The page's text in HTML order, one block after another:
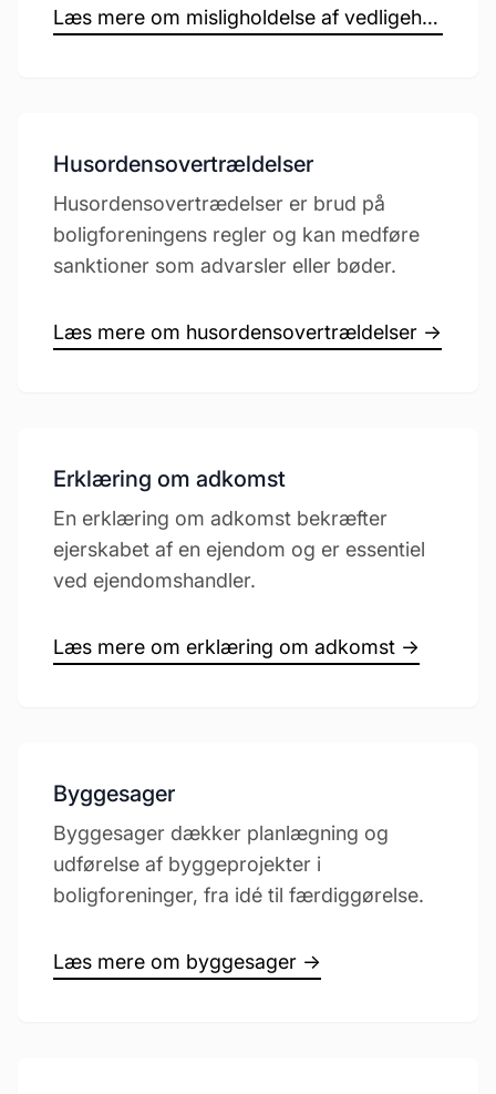
Læs mere om misligholdelse af vedligeholdelsespligten →
Husordensovertrældelser
Husordensovertrædelser er brud på
boligforeningens regler og kan medføre
sanktioner som advarsler eller bøder.
Læs mere om husordensovertrældelser →
Erklæring om adkomst
En erklæring om adkomst bekræfter
ejerskabet af en ejendom og er essentiel
ved ejendomshandler.
Læs mere om erklæring om adkomst →
Byggesager
Byggesager dækker planlægning og
udførelse af byggeprojekter i
boligforeninger, fra idé til færdiggørelse.
Læs mere om byggesager →